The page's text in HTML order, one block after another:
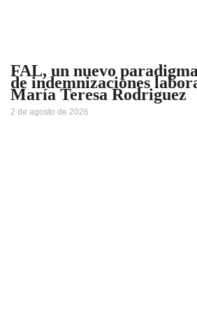
FAL, un nuevo
de indemnizaciones
María Teresa Rodriguez
2 de agosto de 2026